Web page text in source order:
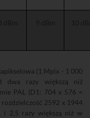
(1 Mpix - 1 000
dwa razy większą niż
PAL (D1: 704 x 576 =
2592 x 1944
i 2,5 razy większą niż w